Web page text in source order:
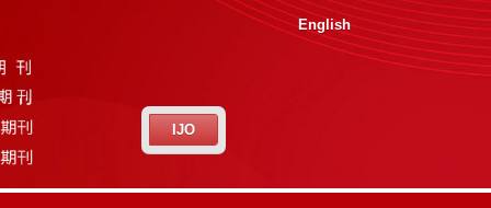
English
IJO